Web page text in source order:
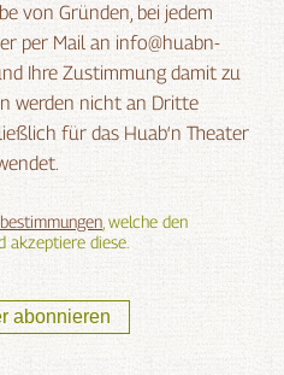
von Gründen, bei jedem
per Mail an info@huabn-
Ihre Zustimmung damit zu
werden nicht an Dritte
für das Huab‘n Theater
, welche den
akzeptiere diese.